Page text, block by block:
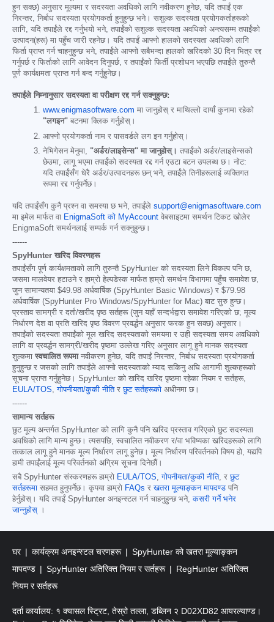
हुन सक्छ) अनुसार मूल्यमा र सदस्यता अवधिको लागि नवीकरण हुनेछ, यदि तपाईं एक
निरन्तर, निर्बाध सदस्यता प्रयोगकर्ता हुनुहुन्छ भने। सशुल्क सदस्यता प्रयोगकर्ताहरूको
लागि, यदि तपाईंले रद्द गर्नुभयो भने, तपाईंको सशुल्क सदस्यता अवधिको अन्त्यसम्म तपाईंको
उत्पादन(हरू) मा पहुँच जारी रहनेछ। यदि तपाईं आफ्नो हालको सदस्यता अवधिको लागि
फिर्ता प्राप्त गर्न चाहनुहुन्छ भने, तपाईंले आफ्नो सबैभन्दा हालको खरिदको 30 दिन भित्र रद्द
गर्नुपर्छ र फिर्ताको लागि आवेदन दिनुपर्छ, र तपाईंको फिर्ती प्रशोधन भएपछि तपाईंले तुरुन्तै
पूर्ण कार्यक्षमता प्राप्त गर्न बन्द गर्नुहुनेछ।
तपाईंले निम्नानुसार सदस्यता वा परीक्षण रद्द गर्न सक्नुहुन्छ:
www.enigmasoftware.com मा जानुहोस् र माथिल्लो दायाँ कुनामा रहेको
"लगइन" बटनमा क्लिक गर्नुहोस्।
आफ्नो प्रयोगकर्ता नाम र पासवर्डले लग इन गर्नुहोस्।
नेभिगेसन मेनुमा, "अर्डर/लाइसेन्स" मा जानुहोस्। तपाईंको अर्डर/लाइसेन्सको
छेउमा, लागू भएमा तपाईंको सदस्यता रद्द गर्न एउटा बटन उपलब्ध छ। नोट:
यदि तपाईंसँग धेरै अर्डर/उत्पादनहरू छन् भने, तपाईंले तिनीहरूलाई व्यक्तिगत
रूपमा रद्द गर्नुपर्नेछ।
यदि तपाईंसँग कुनै प्रश्न वा समस्या छ भने, तपाईंले support@enigmasoftware.com
मा इमेल मार्फत वा EnigmaSoft को MyAccount वेबसाइटमा समर्थन टिकट खोलेर
EnigmaSoft समर्थनलाई सम्पर्क गर्न सक्नुहुन्छ।
------
SpyHunter खरिद विवरणहरू
तपाईंसँग पूर्ण कार्यक्षमताको लागि तुरुन्तै SpyHunter को सदस्यता लिने विकल्प पनि छ,
जसमा मालवेयर हटाउने र हाम्रो हेल्पडेस्क मार्फत हाम्रो समर्थन विभागमा पहुँच समावेश छ,
जुन सामान्यतया $49.98 अर्धवार्षिक (SpyHunter Basic Windows) र $79.98
अर्धवार्षिक (SpyHunter Pro Windows/SpyHunter for Mac) बाट सुरु हुन्छ।
प्रस्ताव सामग्री र दर्ता/खरीद पृष्ठ सर्तहरू (जुन यहाँ सन्दर्भद्वारा समावेश गरिएको छ; मूल्य
निर्धारण देश वा प्रति खरिद पृष्ठ विवरण प्रवर्द्धन अनुसार फरक हुन सक्छ) अनुसार।
तपाईंको सदस्यता तपाईंको मूल खरिद सदस्यताको समयमा र उही सदस्यता समय अवधिको
लागि वा प्रवर्द्धन सामग्री/खरीद पृष्ठमा उल्लेख गरिए अनुसार लागू हुने मानक सदस्यता
शुल्कमा स्वचालित रूपमानवीकरण हुनेछ, यदि तपाईं निरन्तर, निर्बाध सदस्यता प्रयोगकर्ता
हुनुहुन्छ र जसको लागि तपाईंले आफ्नो सदस्यताको म्याद सकिनु अघि आगामी शुल्कहरूको
सूचना प्राप्त गर्नुहुनेछ। SpyHunter को खरिद खरिद पृष्ठमा रहेका नियम र सर्तहरू,
EULA/TOS,गोपनीयता/कुकी नीतिरछुट सर्तहरूको अधीनमा छ।
------
सामान्य सर्तहरू
छुट मूल्य अन्तर्गत SpyHunter को लागि कुनै पनि खरिद प्रस्ताव गरिएको छुट सदस्यता
अवधिको लागि मान्य हुन्छ। त्यसपछि, स्वचालित नवीकरण र/वा भविष्यका खरिदहरूको लागि
तत्काल लागू हुने मानक मूल्य निर्धारण लागू हुनेछ। मूल्य निर्धारण परिवर्तनको विषय हो, यद्यपि
हामी तपाईंलाई मूल्य परिवर्तनको अग्रिम सूचना दिनेछौं।
सबै SpyHunter संस्करणहरू हाम्रो EULA/TOS,गोपनीयता/कुकी नीति, रछुट
सर्तहरूमा सहमत हुनुपर्नेछ। कृपया हाम्रो FAQs रखतरा मूल्याङ्कन मापदण्ड पनि
हेर्नुहोस्। यदि तपाईं SpyHunter अनइन्स्टल गर्न चाहनुहुन्छ भने,कसरी गर्ने भनेर
जान्नुहोस् ।
घर कार्यक्रम अनइन्स्टल चरणहरू
SpyHunter को खतरा मूल्याङ्कन
मापदण्ड
SpyHunter अतिरिक्त नियम र सर्तहरू
RegHunter अतिरिक्त
नियम र सर्तहरू
दर्ता कार्यालय: १ क्यासल स्ट्रिट, तेस्रो तल्ला, डब्लिन २ D02XD82 आयरल्याण्ड।